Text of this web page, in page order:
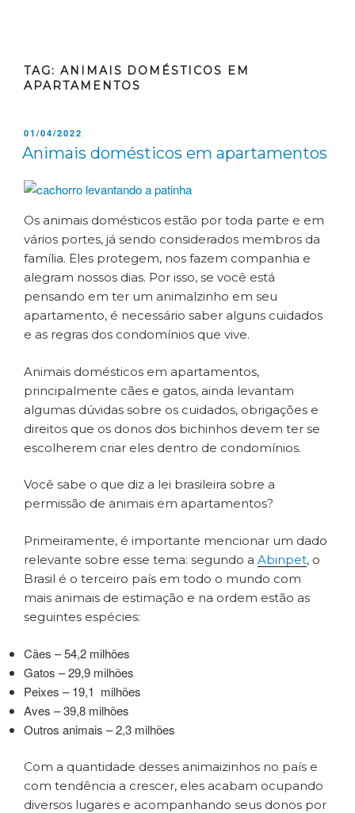
TAG: ANIMAIS DOMÉSTICOS EM
APARTAMENTOS
01/04/2022
Animais domésticos em apartamentos
Os animais domésticos estão por toda parte e em
vários portes, já sendo considerados membros da
família. Eles protegem, nos fazem companhia e
alegram nossos dias. Por isso, se você está
pensando em ter um animalzinho em seu
apartamento, é necessário saber alguns cuidados
e as regras dos condomínios que vive.
Animais domésticos em apartamentos,
principalmente cães e gatos, ainda levantam
algumas dúvidas sobre os cuidados, obrigações e
direitos que os donos dos bichinhos devem ter se
escolherem criar eles dentro de condomínios.
Você sabe o que diz a lei brasileira sobre a
permissão de animais em apartamentos?
Primeiramente, é importante mencionar um dado
relevante sobre esse tema: segundo a Abinpet, o
Brasil é o terceiro país em todo o mundo com
mais animais de estimação e na ordem estão as
seguintes espécies:
Cães – 54,2 milhões
Gatos – 29,9 milhões
Peixes – 19,1 milhões
Aves – 39,8 milhões
Outros animais – 2,3 milhões
Com a quantidade desses animaizinhos no país e
com tendência a crescer, eles acabam ocupando
diversos lugares e acompanhando seus donos por